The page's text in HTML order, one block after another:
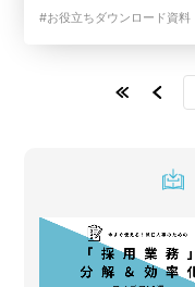
#お役立ちダウンロード資料